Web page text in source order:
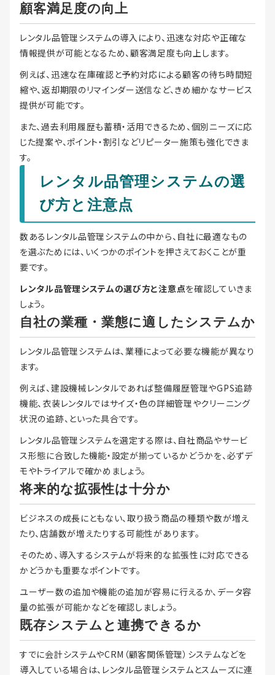
顧客満足度の向上
レンタル品管理システムの導入により、迅速な対応や正確な
情報提供が可能となるため、顧客満足度も向上します。
例えば、迅速な在庫確認と予約対応による顧客の待ち時間短
縮や、返却期限のリマインダー送信など、きめ細かなサービス
提供が可能です。
また、過去利用履歴も蓄積・活用できるため、個別ニーズに応
じた提案や、ポイント・割引などリピーター施策も強化できま
す。
レンタル品管理システムの選
び方と注意点
数あるレンタル品管理システムの中から、自社に最適なもの
を選ぶためには、いくつかのポイントを押さえておくことが重
要です。
レンタル品管理システムの選び方と注意点を確認していきま
しょう。
自社の業種・業態に適したシステムか
レンタル品管理システムは、業種によって必要な機能が異なり
ます。
例えば、建設機械レンタルであれば整備履歴管理やGPS追跡
機能、衣装レンタルではサイズ・色の詳細管理やクリーニング
状況の追跡、といった具合です。
レンタル品管理システムを選定する際は、自社商品やサービ
ス形態に合致した機能・設定が揃っているかどうかを、必ずデ
モやトライアルで確かめましょう。
将来的な拡張性は十分か
ビジネスの成長にともない、取り扱う商品の種類や数が増え
たり、店舗数が増えたりする可能性があります。
そのため、導入するシステムが将来的な拡張性に対応できる
かどうかも重要なポイントです。
ユーザー数の追加や機能の追加が容易に行えるか、データ容
量の拡張が可能かなどを確認しましょう。
既存システムと連携できるか
すでに会計システムやCRM（顧客関係管理）システムなどを
導入している場合は、レンタル品管理システムとスムーズに連